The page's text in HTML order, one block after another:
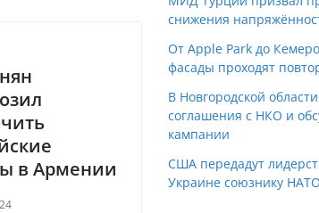
в Армении
снижения
От Apple Park до
фасады проходят
В Новгородской
соглашения с НКО и
кампании
США передадут
Украине союзнику НАТО